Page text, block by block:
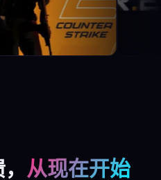
从现在开始